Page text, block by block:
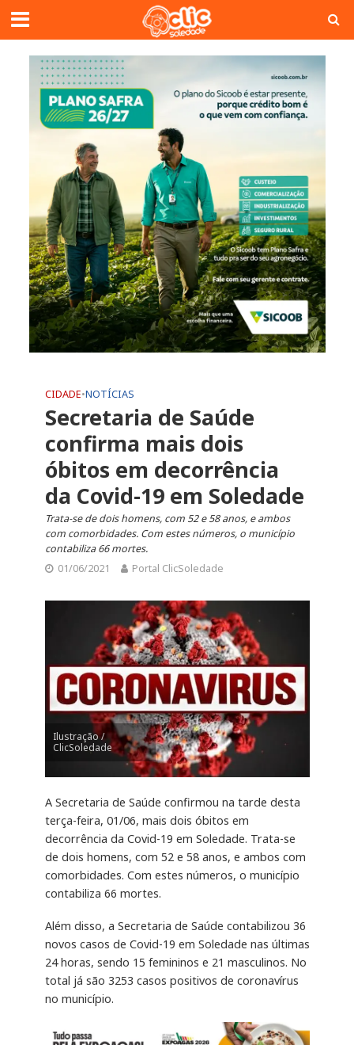
CIDADE•NOTÍCIAS
Secretaria de Saúde
confirma mais dois
óbitos em decorrência
da Covid-19 em Soledade
Trata-se de dois homens, com 52 e 58 anos, e ambos
com comorbidades. Com estes números, o município
contabiliza 66 mortes.
01/06/2021
Portal ClicSoledade
Ilustração /
ClicSoledade
A Secretaria de Saúde confirmou na tarde desta
terça-feira, 01/06, mais dois óbitos em
decorrência da Covid-19 em Soledade. Trata-se
de dois homens, com 52 e 58 anos, e ambos com
comorbidades. Com estes números, o município
contabiliza 66 mortes.
Além disso, a Secretaria de Saúde contabilizou 36
novos casos de Covid-19 em Soledade nas últimas
24 horas, sendo 15 femininos e 21 masculinos. No
total já são 3253 casos positivos de coronavírus
no município.